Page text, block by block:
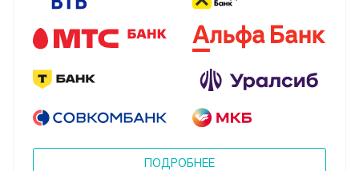
ПОДРОБНЕЕ